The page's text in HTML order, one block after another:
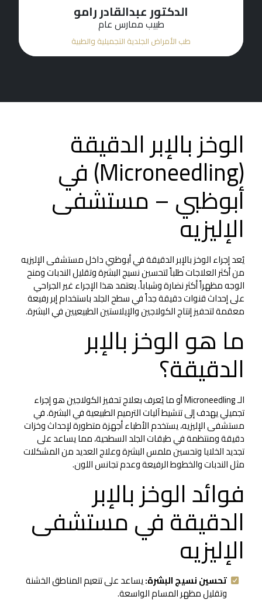
الدكتورة هيام عطا جبلي
أخصائي طب الأمراض الجلدية
طب الأمراض الجلدية التجميلية والطبية
الوخز بالإبر الدقيقة
(Microneedling) في
أبوظبي – مستشفى
الإليزيه
يُعد إجراء الوخز بالإبر الدقيقة في أبوظبي داخل مستشفى الإليزيه
من أكثر العلاجات طلباً لتحسين نسيج البشرة وتقليل الندبات ومنح
الوجه مظهراً أكثر نضارة وشباباً. يعتمد هذا الإجراء غير الجراحي
على إحداث قنوات دقيقة جداً في سطح الجلد باستخدام إبر رفيعة
معقمة لتحفيز إنتاج الكولاجين والإيلاستين الطبيعيين في البشرة.
ما هو الوخز بالإبر
الدقيقة؟
الـ Microneedling أو ما يُعرف بعلاج تحفيز الكولاجين هو إجراء
تجميلي يهدف إلى تنشيط آليات الترميم الطبيعية في البشرة. في
مستشفى الإليزيه، يستخدم الأطباء أجهزة متطورة لإحداث وخزات
دقيقة ومنتظمة في طبقات الجلد السطحية، مما يساعد على
تجديد الخلايا وتحسين ملمس البشرة وعلاج العديد من المشكلات
مثل الندبات والخطوط الرفيعة وعدم تجانس اللون.
فوائد الوخز بالإبر
الدقيقة في مستشفى
الإليزيه
تحسين نسيج البشرة:يساعد على تنعيم المناطق الخشنة
وتقليل مظهر المسام الواسعة.